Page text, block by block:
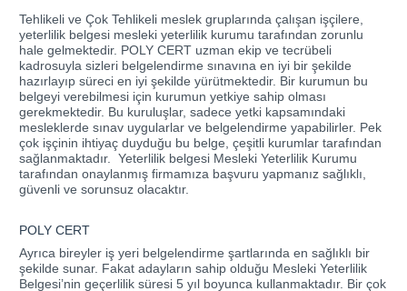
Tehlikeli ve Çok Tehlikeli meslek gruplarında çalışan işçilere,
yeterlilik belgesi mesleki yeterlilik kurumu tarafından zorunlu
hale gelmektedir. POLY CERT uzman ekip ve tecrübeli
kadrosuyla sizleri belgelendirme sınavına en iyi bir şekilde
hazırlayıp süreci en iyi şekilde yürütmektedir. Bir kurumun bu
belgeyi verebilmesi için kurumun yetkiye sahip olması
gerekmektedir. Bu kuruluşlar, sadece yetki kapsamındaki
mesleklerde sınav uygularlar ve belgelendirme yapabilirler. Pek
çok işçinin ihtiyaç duyduğu bu belge, çeşitli kurumlar tarafından
sağlanmaktadır. Yeterlilik belgesi Mesleki Yeterlilik Kurumu
tarafından onaylanmış firmamıza başvuru yapmanız sağlıklı,
güvenli ve sorunsuz olacaktır.
POLY CERT
Ayrıca bireyler iş yeri belgelendirme şartlarında en sağlıklı bir
şekilde sunar. Fakat adayların sahip olduğu Mesleki Yeterlilik
Belgesi’nin geçerlilik süresi 5 yıl boyunca kullanmaktadır. Bir çok